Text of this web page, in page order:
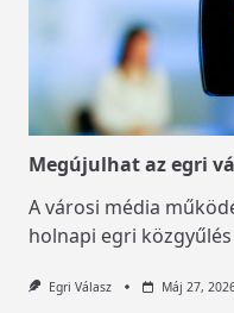
Megújulhat az egri
A városi média
holnapi egri közgyűlés
Egri Válasz Máj 27,